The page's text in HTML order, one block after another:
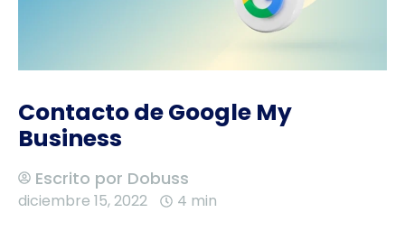
Contacto de Google My
Business
Escrito por Dobuss
diciembre 15, 2022 4 min